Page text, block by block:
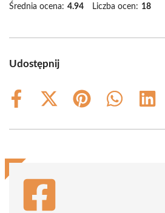
Średnia ocena: 4.94 Liczba ocen: 18
Udostępnij
Share
Share
(Twitter)
Share
Share